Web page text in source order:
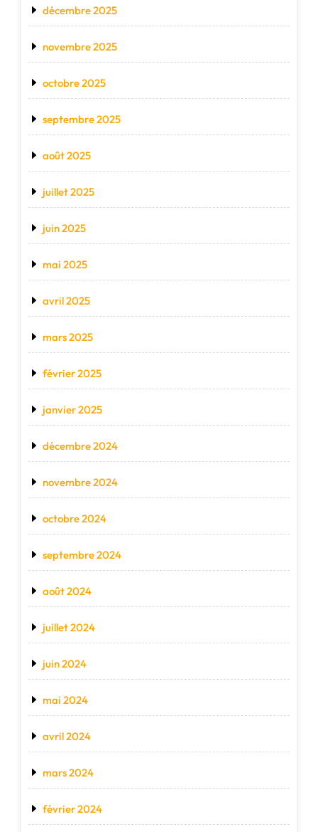
décembre 2025
novembre 2025
octobre 2025
septembre 2025
août 2025
juillet 2025
juin 2025
mai 2025
avril 2025
mars 2025
février 2025
janvier 2025
décembre 2024
novembre 2024
octobre 2024
septembre 2024
août 2024
juillet 2024
juin 2024
mai 2024
avril 2024
mars 2024
février 2024